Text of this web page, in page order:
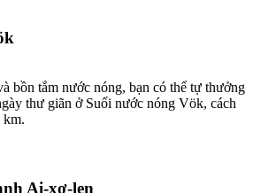
bồn tắm nước nóng, bạn có thể tự thưởng
thư giãn ở Suối nước nóng Vök, cách
km.
Ai-xơ-len